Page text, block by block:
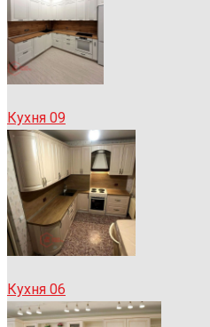
Кухня 09
Кухня 06